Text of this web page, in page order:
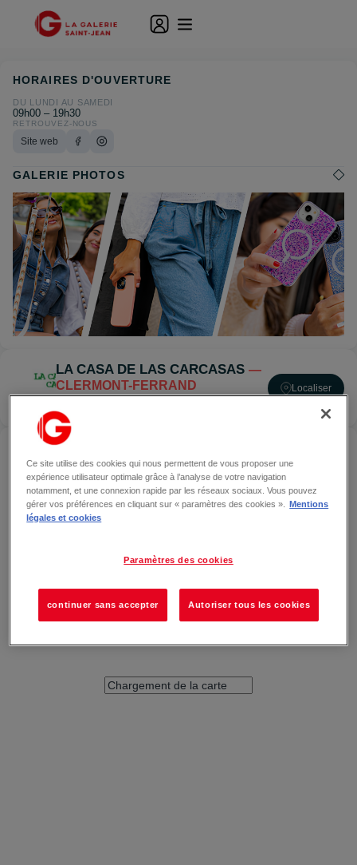
LA CASA DE LAS CARCASAS —
CLERMONT-FERRAND
Localiser
ACCÉDER À LA CASA DE LAS CARCASAS —
CLERMONT-FERRAND
HORAIRES D'OUVERTURE
DU LUNDI AU SAMEDI
09h00 – 19h30
RETROUVEZ-NOUS
Site web
GALERIE PHOTOS
Ce site utilise des cookies qui nous permettent de vous proposer une
expérience utilisateur optimale grâce à l’analyse de votre navigation
notamment, et une connexion rapide par les réseaux sociaux. Vous pouvez
gérer vos préférences en cliquant sur « paramètres des cookies ».
Mentions
légales et cookies
Paramètres des cookies
continuer sans accepter Autoriser tous les cookies